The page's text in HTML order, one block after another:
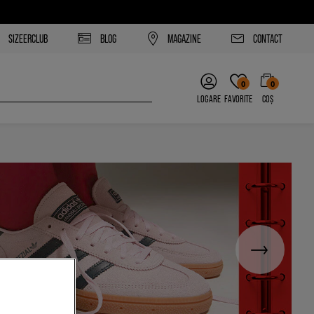
SIZEERCLUB BLOG MAGAZINE CONTACT
LOGARE
0
FAVORITE
0
COȘ